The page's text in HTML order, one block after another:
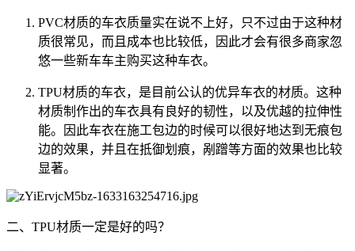
PVC材质的车衣质量实在说不上好，只不过由于这种材
质很常见，而且成本也比较低，因此才会有很多商家忽
悠一些新车车主购买这种车衣。
TPU材质的车衣，是目前公认的优异车衣的材质。这种
材质制作出的车衣具有良好的韧性，以及优越的拉伸性
能。因此车衣在施工包边的时候可以很好地达到无痕包
边的效果，并且在抵御划痕，剐蹭等方面的效果也比较
显著。
二、TPU材质一定是好的吗？